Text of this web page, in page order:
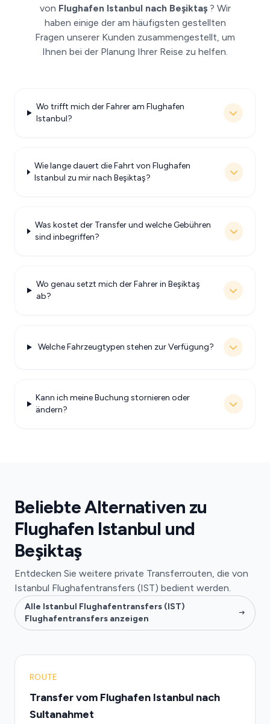
von Flughafen Istanbul nach Beşiktaş ? Wir
haben einige der am häufigsten gestellten
Fragen unserer Kunden zusammengestellt, um
Ihnen bei der Planung Ihrer Reise zu helfen.
Wo trifft mich der Fahrer am Flughafen
Istanbul?
Wie lange dauert die Fahrt von Flughafen
Istanbul zu mir nach Beşiktaş?
Was kostet der Transfer und welche Gebühren
sind inbegriffen?
Wo genau setzt mich der Fahrer in Beşiktaş
ab?
Welche Fahrzeugtypen stehen zur Verfügung?
Kann ich meine Buchung stornieren oder
ändern?
Beliebte Alternativen zu
Flughafen Istanbul und
Beşiktaş
Entdecken Sie weitere private Transferrouten, die von
Istanbul Flughafentransfers (IST) bedient werden.
Alle Istanbul Flughafentransfers (IST)
Flughafentransfers anzeigen
ROUTE
Transfer vom Flughafen Istanbul nach
Sultanahmet